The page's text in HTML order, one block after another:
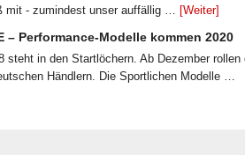
mit - zumindest unser auffällig … [Weiter]
– Performance-Modelle kommen 2020
steht in den Startlöchern. Ab Dezember rollen
Händlern. Die Sportlichen Modelle …